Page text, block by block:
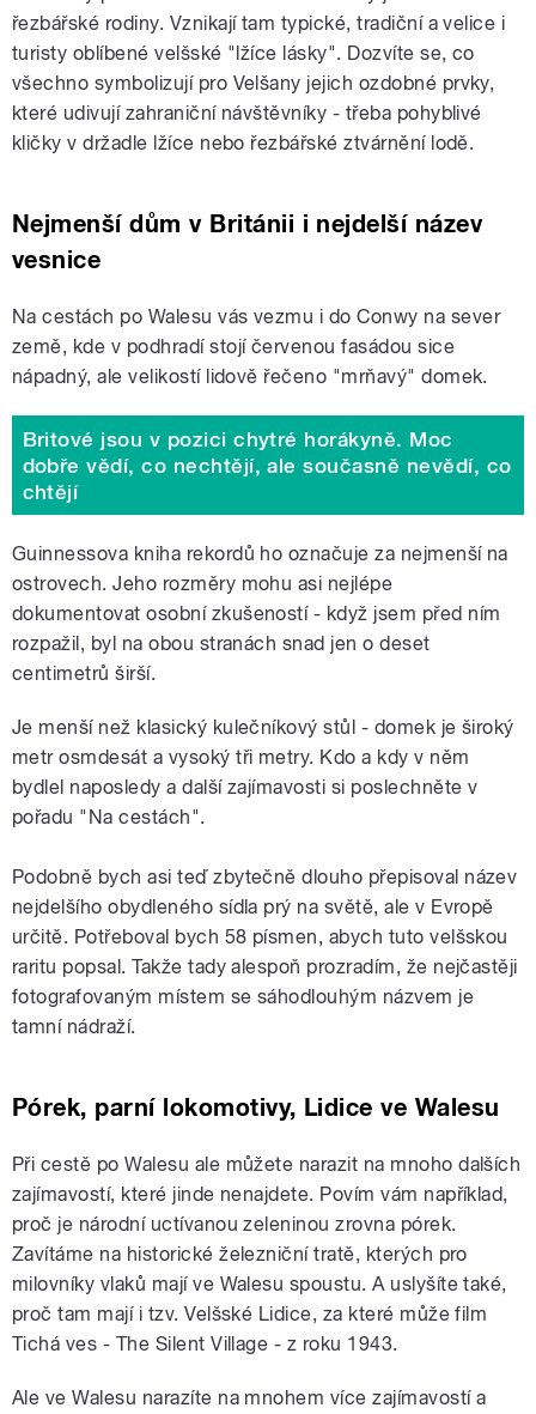
řezbářské rodiny. Vznikají tam typické, tradiční a velice i
turisty oblíbené velšské "lžíce lásky". Dozvíte se, co
všechno symbolizují pro Velšany jejich ozdobné prvky,
které udivují zahraniční návštěvníky - třeba pohyblivé
kličky v držadle lžíce nebo řezbářské ztvárnění lodě.
Nejmenší dům v Británii i nejdelší název
vesnice
Na cestách po Walesu vás vezmu i do Conwy na sever
země, kde v podhradí stojí červenou fasádou sice
nápadný, ale velikostí lidově řečeno "mrňavý" domek.
Britové jsou v pozici chytré horákyně. Moc
dobře vědí, co nechtějí, ale současně nevědí, co
chtějí
Guinnessova kniha rekordů ho označuje za nejmenší na
ostrovech. Jeho rozměry mohu asi nejlépe
dokumentovat osobní zkušeností - když jsem před ním
rozpažil, byl na obou stranách snad jen o deset
centimetrů širší.
Je menší než klasický kulečníkový stůl - domek je široký
metr osmdesát a vysoký tři metry. Kdo a kdy v něm
bydlel naposledy a další zajímavosti si poslechněte v
pořadu "Na cestách".
Podobně bych asi teď zbytečně dlouho přepisoval název
nejdelšího obydleného sídla prý na světě, ale v Evropě
určitě. Potřeboval bych 58 písmen, abych tuto velšskou
raritu popsal. Takže tady alespoň prozradím, že nejčastěji
fotografovaným místem se sáhodlouhým názvem je
tamní nádraží.
Pórek, parní lokomotivy, Lidice ve Walesu
Při cestě po Walesu ale můžete narazit na mnoho dalších
zajímavostí, které jinde nenajdete. Povím vám například,
proč je národní uctívanou zeleninou zrovna pórek.
Zavítáme na historické železniční tratě, kterých pro
milovníky vlaků mají ve Walesu spoustu. A uslyšíte také,
proč tam mají i tzv. Velšské Lidice, za které může film
Tichá ves - The Silent Village - z roku 1943.
Ale ve Walesu narazíte na mnohem více zajímavostí a